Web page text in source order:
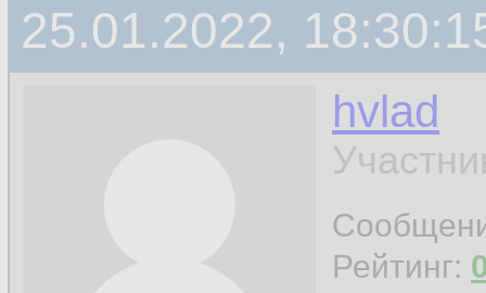
25.01.2022,
hvlad
Рейтинг: